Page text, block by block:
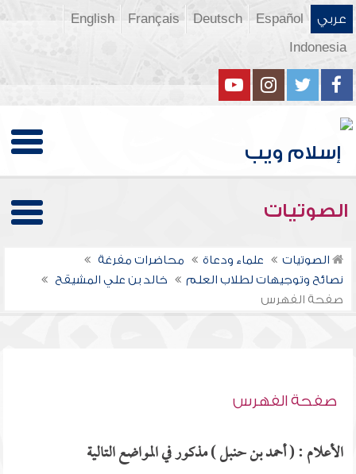
عربي Español
Deutsch
Français
English
Indonesia
الصوتيات
الصوتيات علماء ودعاة
محاضرات مفرغة
نصائح وتوجيهات لطلاب العلم
خالد بن علي المشيقح
صفحة الفهرس
صفحة الفهرس
الأعلام : ( أحمد بن حنبل ) مذكور في المواضع التالية